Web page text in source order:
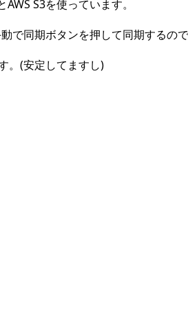
S3を使っています。
で同期ボタンを押して同期するの
。(安定してますし)